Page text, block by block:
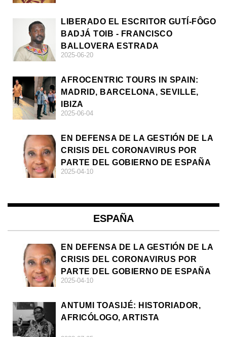
LIBERADO EL ESCRITOR GUTÍ-FÔGO
BADJÁ TOIB - FRANCISCO
BALLOVERA ESTRADA
2025-06-20
AFROCENTRIC TOURS IN SPAIN:
MADRID, BARCELONA, SEVILLE,
IBIZA
2025-06-04
EN DEFENSA DE LA GESTIÓN DE LA
CRISIS DEL CORONAVIRUS POR
PARTE DEL GOBIERNO DE ESPAÑA
2025-04-10
ESPAÑA
EN DEFENSA DE LA GESTIÓN DE LA
CRISIS DEL CORONAVIRUS POR
PARTE DEL GOBIERNO DE ESPAÑA
2025-04-10
ANTUMI TOASIJÉ: HISTORIADOR,
AFRICÓLOGO, ARTISTA